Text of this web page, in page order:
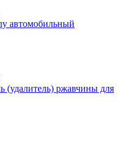
автомобильный
(удалитель) ржавчины для